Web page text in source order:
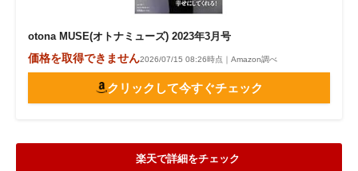
otona MUSE(オトナミューズ) 2023年3月号
価格を取得できません2026/07/15 08:26時点｜Amazon調べ
クリックして今すぐチェック
楽天で詳細をチェック